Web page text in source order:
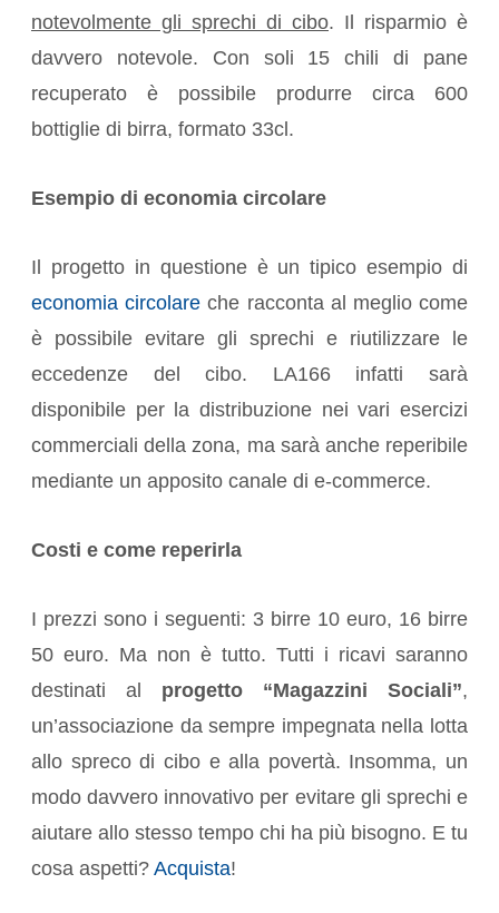
notevolmente gli sprechi di cibo. Il risparmio è
davvero notevole. Con soli 15 chili di pane
recuperato è possibile produrre circa 600
bottiglie di birra, formato 33cl.
Esempio di economia circolare
Il progetto in questione è un tipico esempio di
economia circolare che racconta al meglio come
è possibile evitare gli sprechi e riutilizzare le
eccedenze del cibo. LA166 infatti sarà
disponibile per la distribuzione nei vari esercizi
commerciali della zona, ma sarà anche reperibile
mediante un apposito canale di e-commerce.
Costi e come reperirla
I prezzi sono i seguenti: 3 birre 10 euro, 16 birre
50 euro. Ma non è tutto. Tutti i ricavi saranno
destinati al progetto “Magazzini Sociali”,
un’associazione da sempre impegnata nella lotta
allo spreco di cibo e alla povertà. Insomma, un
modo davvero innovativo per evitare gli sprechi e
aiutare allo stesso tempo chi ha più bisogno. E tu
cosa aspetti? Acquista!